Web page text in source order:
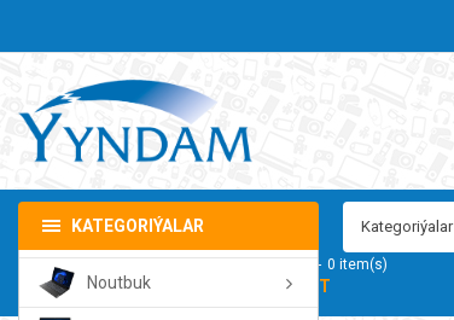
KATEGORIÝALAR
Noutbuk
Kategoriýalar
0 item(s)
- 0.00TMT